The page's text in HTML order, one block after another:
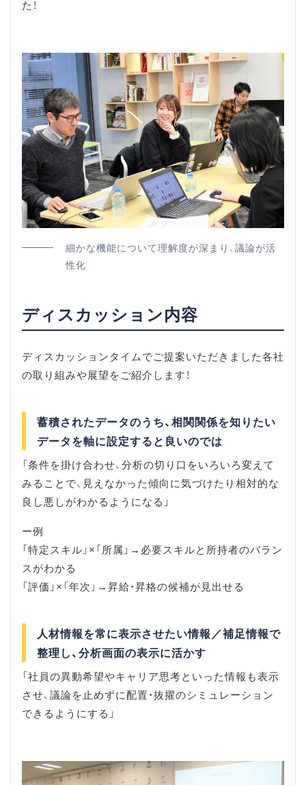
た！
細かな機能について理解度が深まり、議論が活
性化
ディスカッション内容
ディスカッションタイムでご提案いただきました各社
の取り組みや展望をご紹介します！
蓄積されたデータのうち、相関関係を知りたい
データを軸に設定すると良いのでは
「条件を掛け合わせ、分析の切り口をいろいろ変えて
みることで、見えなかった傾向に気づけたり相対的な
良し悪しがわかるようになる」
ー例
「特定スキル」×「所属」→必要スキルと所持者のバラン
スがわかる
「評価」×「年次」→昇給・昇格の候補が見出せる
人材情報を常に表示させたい情報／補足情報で
整理し、分析画面の表示に活かす
「社員の異動希望やキャリア思考といった情報も表示
させ、議論を止めずに配置・抜擢のシミュレーション
できるようにする」